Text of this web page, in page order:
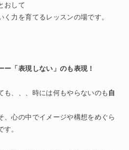
おして
く力を育てるレッスンの場です。
「表現しない」のも表現！
も、、、時には何もやらないのも 自
、心の中でイメージや構想をめぐら
。